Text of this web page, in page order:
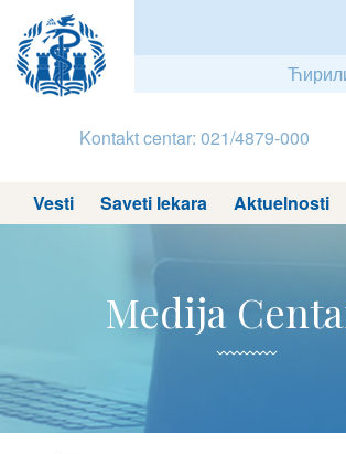
Kontakt centar: 021/4879-000
Vesti Saveti lekara Aktuelnosti
Medija